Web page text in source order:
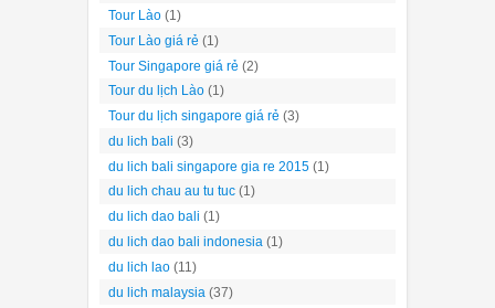
Tour Lào (1)
Tour Lào giá rẻ (1)
Tour Singapore giá rẻ (2)
Tour du lịch Lào (1)
Tour du lịch singapore giá rẻ (3)
du lich bali (3)
du lich bali singapore gia re 2015 (1)
du lich chau au tu tuc (1)
du lich dao bali (1)
du lich dao bali indonesia (1)
du lich lao (11)
du lich malaysia (37)